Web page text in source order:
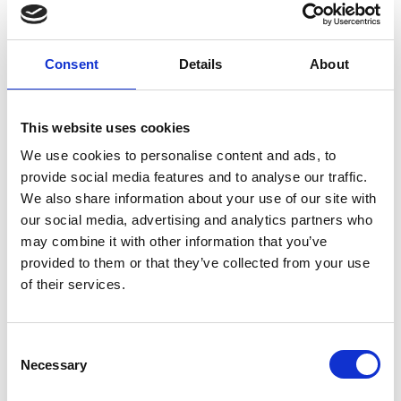
Consent Details About
This website uses cookies
We use cookies to personalise content and ads, to
provide social media features and to analyse our traffic.
We also share information about your use of our site with
our social media, advertising and analytics partners who
may combine it with other information that you’ve
provided to them or that they’ve collected from your use
of their services.
Selection
Necessary
Referenzen
großartigen Unternehmen
auf der ganzen Welt
zusammen
Siehe weitere Referenzen